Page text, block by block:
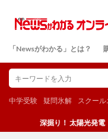
「Newsがわかる」とは？
中学受験 疑問氷解 スクー
深掘り！ 太陽光発電【月刊